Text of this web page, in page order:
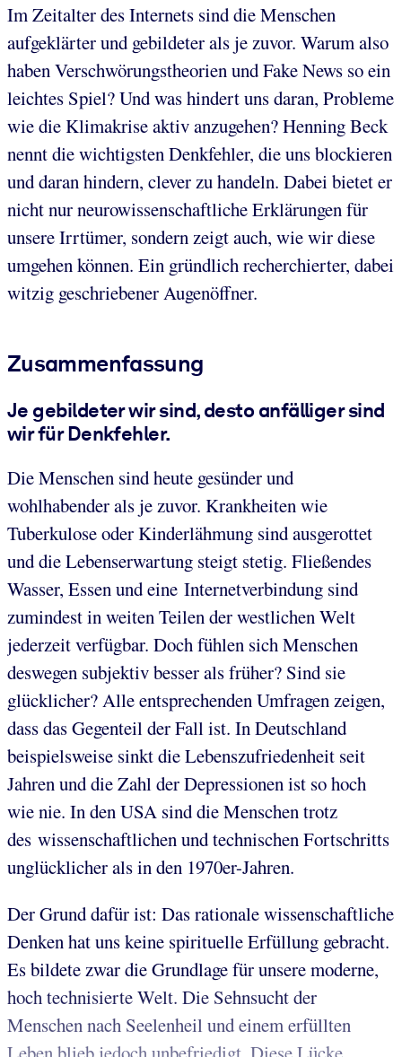
Im Zeitalter des Internets sind die Menschen
aufgeklärter und gebildeter als je zuvor. Warum also
haben Verschwörungstheorien und Fake News so ein
leichtes Spiel? Und was hindert uns daran, Probleme
wie die Klimakrise aktiv anzugehen? Henning Beck
nennt die wichtigsten Denkfehler, die uns blockieren
und daran hindern, clever zu handeln. Dabei bietet er
nicht nur neurowissenschaftliche Erklärungen für
unsere Irrtümer, sondern zeigt auch, wie wir diese
umgehen können. Ein gründlich recherchierter, dabei
witzig geschriebener Augenöffner.
Zusammenfassung
Je gebildeter wir sind, desto anfälliger sind
wir für Denkfehler.
Die Menschen sind heute gesünder und
wohlhabender als je zuvor. Krankheiten wie
Tuberkulose oder Kinderlähmung sind ausgerottet
und die Lebenserwartung steigt stetig. Fließendes
Wasser, Essen und eine Internetverbindung sind
zumindest in weiten Teilen der westlichen Welt
jederzeit verfügbar. Doch fühlen sich Menschen
deswegen subjektiv besser als früher? Sind sie
glücklicher? Alle entsprechenden Umfragen zeigen,
dass das Gegenteil der Fall ist. In Deutschland
beispielsweise sinkt die Lebenszufriedenheit seit
Jahren und die Zahl der Depressionen ist so hoch
wie nie. In den USA sind die Menschen trotz
des wissenschaftlichen und technischen Fortschritts
unglücklicher als in den 1970er-Jahren.
Der Grund dafür ist: Das rationale wissenschaftliche
Denken hat uns keine spirituelle Erfüllung gebracht.
Es bildete zwar die Grundlage für unsere moderne,
hoch technisierte Welt. Die Sehnsucht der
Menschen nach Seelenheil und einem erfüllten